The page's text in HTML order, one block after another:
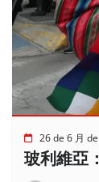
26 de 6 月
玻利維亞